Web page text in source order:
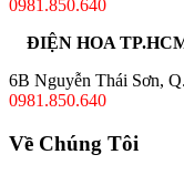
0981.850.640
ĐIỆN HOA
6B Nguyễn Thái Sơn,
0981.850.640
Về Chúng Tôi